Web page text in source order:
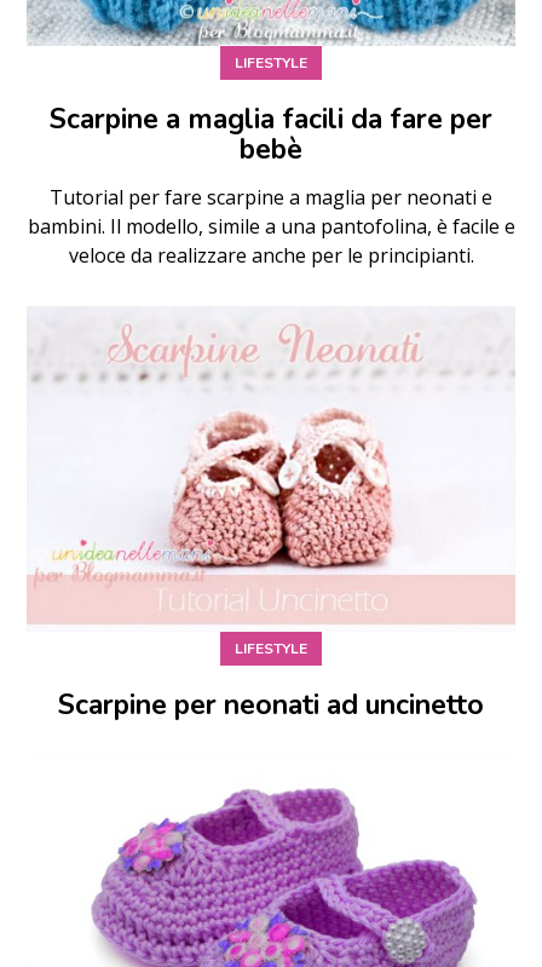
LIFESTYLE
Scarpine a maglia facili da fare per
bebè
Tutorial per fare scarpine a maglia per neonati e
bambini. Il modello, simile a una pantofolina, è facile e
veloce da realizzare anche per le principianti.
LIFESTYLE
Scarpine per neonati ad uncinetto